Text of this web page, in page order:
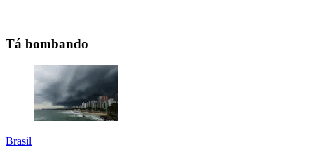
Tá bombando
Brasil